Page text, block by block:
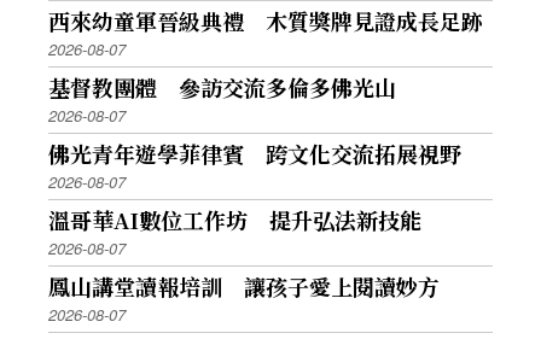
西來幼童軍晉級典禮 木質獎牌見證成長足跡
2026-08-07
基督教團體 參訪交流多倫多佛光山
2026-08-07
佛光青年遊學菲律賓 跨文化交流拓展視野
2026-08-07
溫哥華AI數位工作坊 提升弘法新技能
2026-08-07
鳳山講堂讀報培訓 讓孩子愛上閱讀妙方
2026-08-07